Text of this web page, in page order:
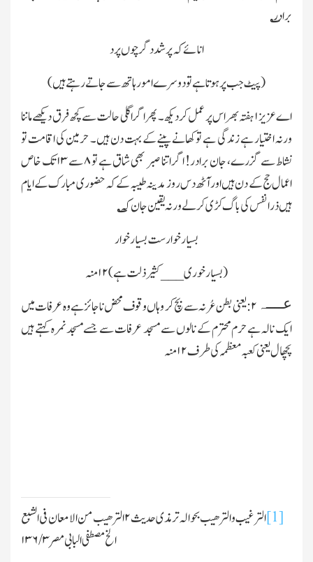
برادر؎
انائے کہ پرشد دگرچوں پرد
(پیٹ جب پر ہوتا ہے تو دوسرے امور ہاتھ سے جاتے رہتے ہیں)
اے عزیز۱ہفتہ بھر اس پر عمل کر دیکھ۔ پھر اگر اگلی حالت سے کچھ فرق دیکھے ماننا
ورنہ اختیار ہے زندگی ہے توکھانے پینے کے بہت دن ہیں۔ حرمین کی اقامت تو
نشاط سے گزرے، جان برادر! اگر اتنا صبر بھی شاق ہے تو۸سے۱۳تك خاص
اعمال حج کے دن ہیں اور آٹھ دس روز مدینہ طیبہ کے کہ حضور ی مبارك کے ایام
ہیں ذرانفس کی باگ کڑی کرلے ورنہ یقین جان کہ؎
بسیار خوارست بسیار خوار
(بسیار خوری___ کثیر ذلت ہے)۱۲منہ
عــــہ ۲: یعنی بطن عُرنہ سے بچ کر وہاں وقوف محض ناجائز ہے وہ عرفات میں
ایك نالہ ہے حرم محترم کے نالوں سے مسجد عرفات سے جسے مسجد نمرہ کہتے ہیں
پچھال یعنی کعبہ معظمہ کی طرف۱۲منہ
[1]الترغیب والترھیب بحوالہ ترمذی حدیث۲الترھیب من الامعان فی الشبع
الخ مصطفی البابی مصر۳/۱۳۶